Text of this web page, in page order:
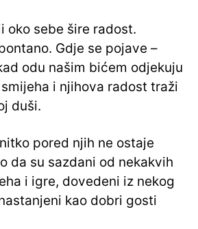
oko sebe šire radost.
Gdje se pojave –
odu našim bićem odjekuju
i njihova radost traži
duši.
pored njih ne ostaje
da su sazdani od nekakvih
i igre, dovedeni iz nekog
kao dobri gosti